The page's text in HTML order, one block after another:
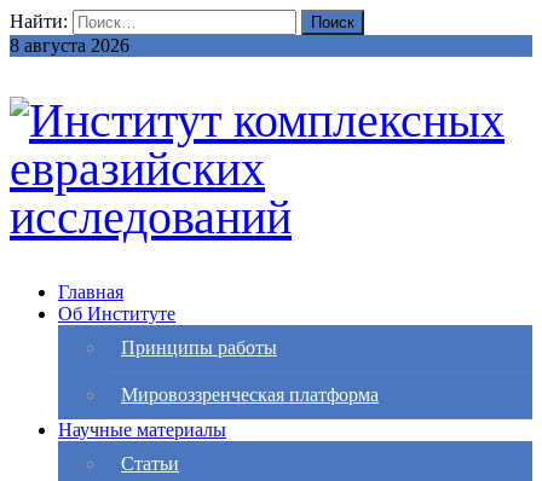
Найти:
8 августа 2026
Главная
Об Институте
Принципы работы
Мировоззренческая платформа
Научные материалы
Статьи